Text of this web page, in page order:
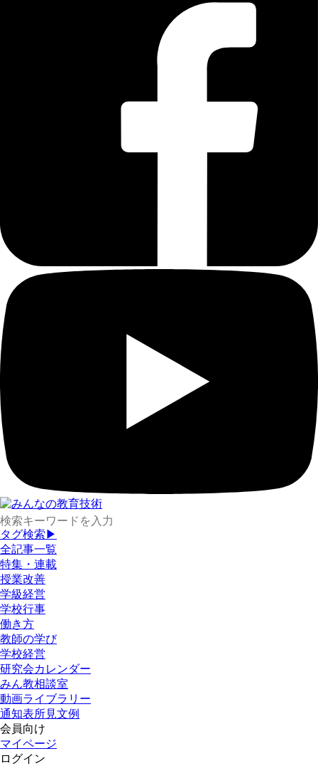
タグ検索▶
全記事一覧
特集・連載
授業改善
学級経営
学校行事
働き方
教師の学び
学校経営
研究会カレンダー
みん教相談室
動画ライブラリー
通知表所見文例
会員向け
マイページ
ログイン